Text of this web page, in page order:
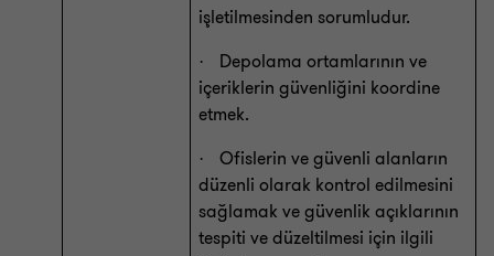
işletilmesinden sorumludur.
·
Depolama ortamlarının ve
içeriklerin güvenliğini koordine
etmek.
·
Ofislerin ve güvenli alanların
düzenli olarak kontrol edilmesini
sağlamak ve güvenlik açıklarının
tespiti ve düzeltilmesi için ilgili